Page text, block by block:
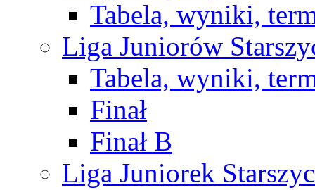
Tabela, wyniki,
Liga Juniorów
Tabela, wyniki,
Finał
Finał B
Liga Juniorek